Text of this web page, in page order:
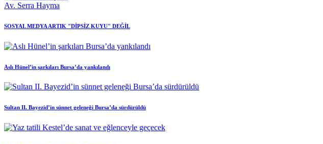
Av. Serra Hayma
SOSYAL MEDYA ARTIK "DİPSİZ KUYU" DEĞİL
Aslı Hünel’in şarkıları Bursa’da yankılandı
Sultan II. Bayezid’in sünnet geleneği Bursa’da sürdürüldü